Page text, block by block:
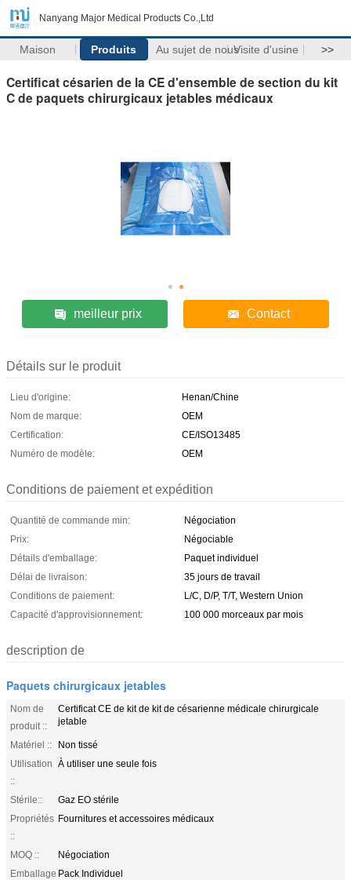
Nanyang Major Medical Products Co.,Ltd
Maison Produits Au sujet de nousVisite d'usine >>
Certificat césarien de la CE d'ensemble de section du kit
C de paquets chirurgicaux jetables médicaux
meilleur prix Contact
Détails sur le produit
Lieu d'origine:
Henan/Chine
Nom de marque:
OEM
Certification:
CE/ISO13485
Numéro de modèle:
OEM
Conditions de paiement et expédition
Quantité de commande min:
Négociation
Prix:
Négociable
Détails d'emballage:
Paquet individuel
Délai de livraison:
35 jours de travail
Conditions de paiement:
L/C, D/P, T/T, Western Union
Capacité d'approvisionnement:
100 000 morceaux par mois
description de
Paquets chirurgicaux jetables
Nom de
produit ::
Certificat CE de kit de kit de césarienne médicale chirurgicale
jetable
Matériel ::
Non tissé
Utilisation
::
À utiliser une seule fois
Stérile::
Gaz EO stérile
Propriétés
::
Fournitures et accessoires médicaux
MOQ ::
Négociation
Emballage Pack Individuel